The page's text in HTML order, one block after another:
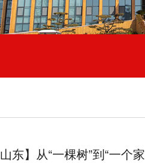
东】从“一棵树”到“一个